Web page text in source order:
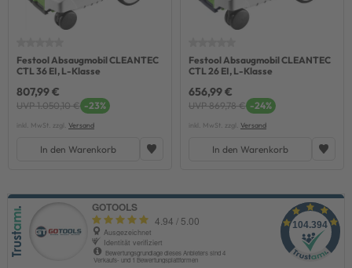
Festool Absaugmobil CLEANTEC
CTL 36 EI, L-Klasse
807,99 €
UVP 1.050,10 € -23%
inkl. MwSt. zzgl. Versand
In den Warenkorb
Festool Absaugmobil CLEANTEC
CTL 26 EI, L-Klasse
656,99 €
UVP 869,78 € -24%
inkl. MwSt. zzgl. Versand
In den Warenkorb